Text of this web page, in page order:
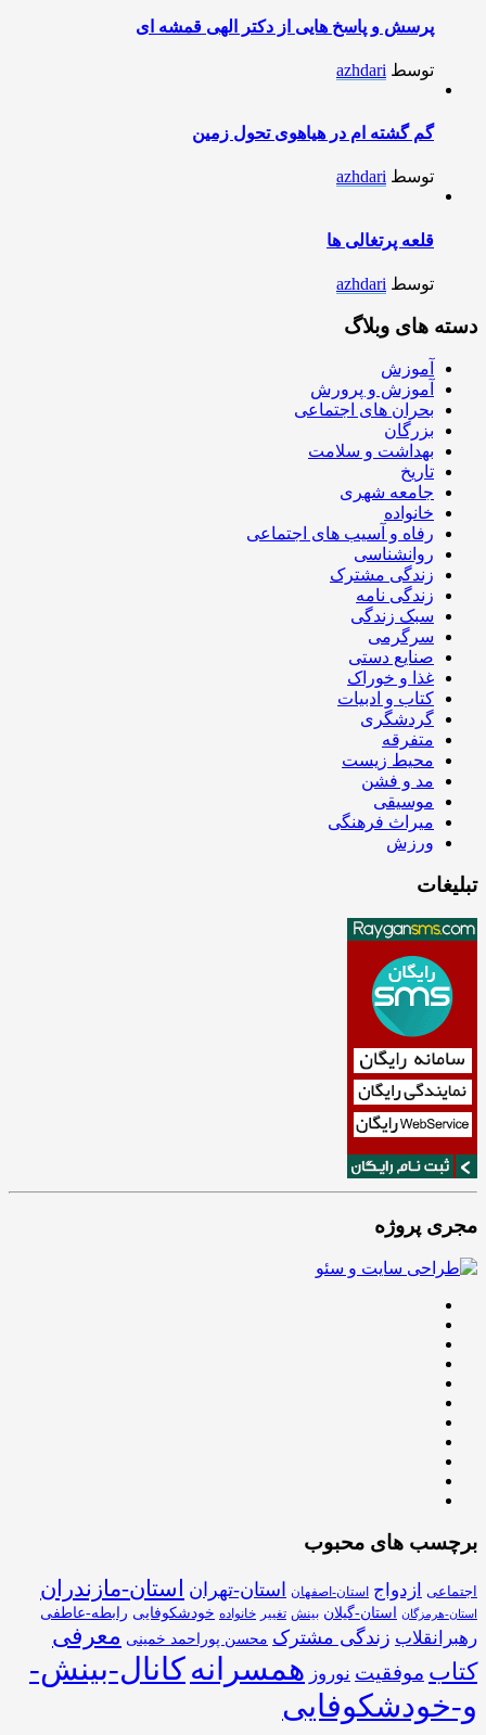
پرسش و پاسخ هایی از دکتر الهی قمشه ای
توسط azhdari
گم گشته ام در هیاهوی تحول زمین
توسط azhdari
قلعه پرتغالی ها
توسط azhdari
دسته های وبلاگ
آموزش
آموزش و پرورش
بحران های اجتماعی
بزرگان
بهداشت و سلامت
تاریخ
جامعه شهری
خانواده
رفاه و آسیب های اجتماعی
روانشناسی
زندگی مشترک
زندگی نامه
سبک زندگی
سرگرمی
صنایع دستی
غذا و خوراک
کتاب و ادبیات
گردشگری
متفرقه
محیط زیست
مد و فشن
موسیقی
میراث فرهنگی
ورزش
تبلیغات
مجری پروژه
برچسب های محبوب
اجتماعی ازدواج استان-اصفهان استان-تهران استان-مازندران
استان-هرمزگان استان-گیلان بینش تغییر خانواده خودشکوفایی رابطه-عاطفی
رهبرانقلاب زندگی مشترک محسن پوراحمد خمینی معرفی
کتاب موفقیت نوروز همسرانهکانال-بینش-
و-خودشکوفایی